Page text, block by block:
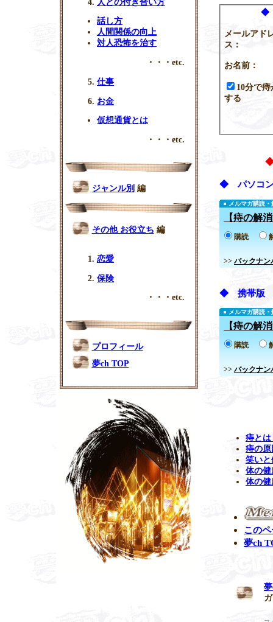
◆
メールアド
ス：
お名前：
10分で
する
◆ パソコ
メルマガ購読・
【痔の解
購読
>> バックナン
◆ 携帯
メルマガ購読・
【痔の解
購読
>> バックナン
痔とは
痔の
笑いと
体の
体の
この
夢ch
ガ
人との付き合い方
話し方
人間関係の向上
対人恐怖を治す
・・・etc.
仕事
お金
仮想通貨とは
・・・etc.
ジャンル別 編
その他 お役立ち 編
恋愛
保険
・・・etc.
プロフィール
夢ch TOP